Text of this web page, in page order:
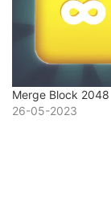
Merge Block 2048
26-05-2023